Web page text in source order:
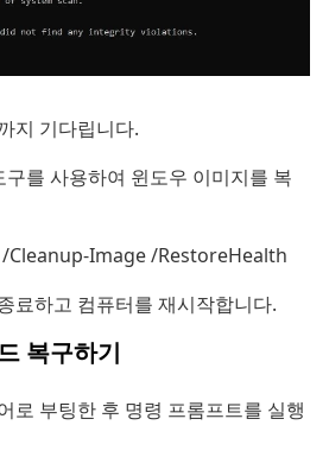
지 기다립니다.
를 사용하여 윈도우 이미지를 복
Cleanup-Image /RestoreHealth
료하고 컴퓨터를 재시작합니다.
복구하기
로 부팅한 후 명령 프롬프트를 실행